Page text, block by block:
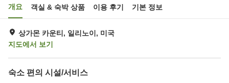
개요 객실 & 숙박 상품 이용 후기 기본 정보
상가몬 카운티, 일리노이, 미국
지도에서 보기
숙소 편의 시설/서비스